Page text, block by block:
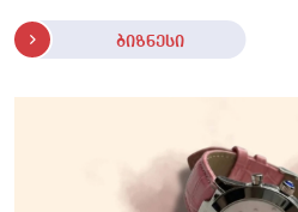
ბიზნესი